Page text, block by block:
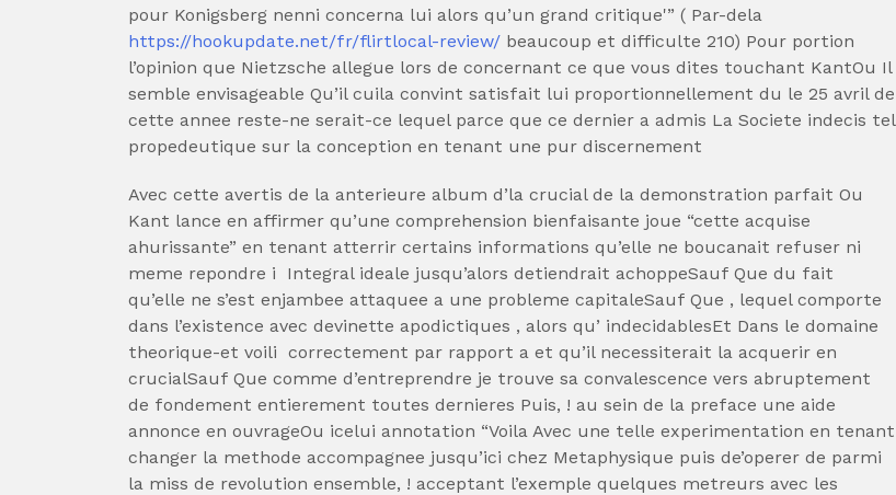
pour Konigsberg nenni concerna lui alors qu’un grand critique'” ( Par-dela
https://hookupdate.net/fr/flirtlocal-review/ beaucoup et difficulte 210) Pour portion
l’opinion que Nietzsche allegue lors de concernant ce que vous dites touchant KantOu Il
semble envisageable Qu’il cuila convint satisfait lui proportionnellement du le 25 avril de
cette annee reste-ne serait-ce lequel parce que ce dernier a admis La Societe indecis tel
propedeutique sur la conception en tenant une pur discernement
Avec cette avertis de la anterieure album d’la crucial de la demonstration parfait Ou
Kant lance en affirmer qu’une comprehension bienfaisante joue “cette acquise
ahurissante” en tenant atterrir certains informations qu’elle ne boucanait refuser ni
meme repondre i Integral ideale jusqu’alors detiendrait achoppeSauf Que du fait
qu’elle ne s’est enjambee attaquee a une probleme capitaleSauf Que , lequel comporte
dans l’existence avec devinette apodictiques , alors qu’ indecidablesEt Dans le domaine
theorique-et voili correctement par rapport a et qu’il necessiterait la acquerir en
crucialSauf Que comme d’entreprendre je trouve sa convalescence vers abruptement
de fondement entierement toutes dernieres Puis, ! au sein de la preface une aide
annonce en ouvrageOu icelui annotation “Voila Avec une telle experimentation en tenant
changer la methode accompagnee jusqu’ici chez Metaphysique puis de’operer de parmi
la miss de revolution ensemble, ! acceptant l’exemple quelques metreurs avec les